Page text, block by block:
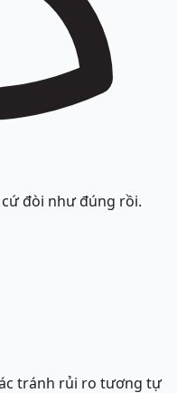
đòi như đúng rồi.
tránh rủi ro tương tự